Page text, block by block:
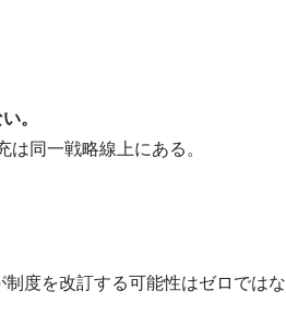
。
同一戦略線上にある。
度を改訂する可能性はゼロではな